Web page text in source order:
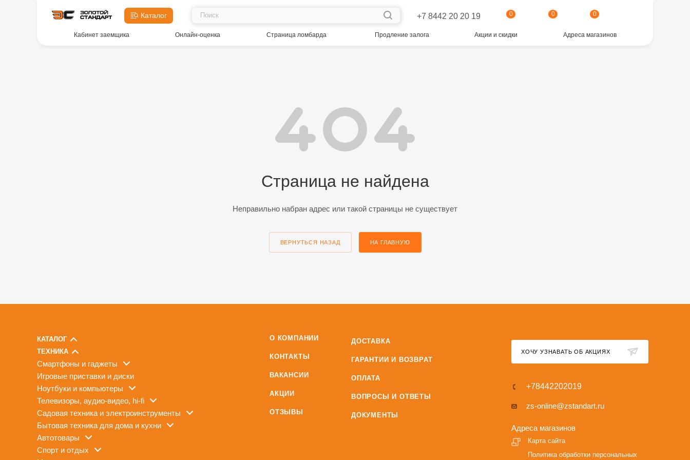
Каталог +7 8442 20 20 19 0 0 0
Кабинет заемщика Онлайн-оценка Страница ломбарда Продление залога Акции и скидки Адреса магазинов
Страница не найдена
Неправильно набран адрес или такой страницы не существует
ВЕРНУТЬСЯ НАЗАД НА ГЛАВНУЮ
КАТАЛОГ
ТЕХНИКА
смартфоны и гаджеты
игровые приставки и диски
ноутбуки и компьютеры
телевизоры, аудио-видео, hi-fi
садовая техника и электроинструменты
бытовая техника для дома и кухни
автотовары
спорт и отдых
О КОМПАНИИ
КОНТАКТЫ
ВАКАНСИИ
АКЦИИ
ОТЗЫВЫ
ДОСТАВКА
ГАРАНТИИ И ВОЗВРАТ
ОПЛАТА
ВОПРОСЫ И ОТВЕТЫ
ДОКУМЕНТЫ
ХОЧУ УЗНАВАТЬ ОБ АКЦИЯХ
+78442202019
zs-online@zstandart.ru
Адреса магазинов
Карта сайта
Политика обработки персональных